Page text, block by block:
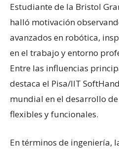
Estudiante de la Bristol
halló motivación
avanzados en robótica,
en el trabajo y entorno
Entre las influencias
destaca el Pisa/IIT
mundial en el desarrollo
flexibles y funcionales.
En términos de ingeniería,